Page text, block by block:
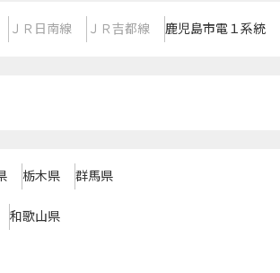
ＪＲ日南線 ＪＲ吉都線 鹿児島市電１系統
栃木県 群馬県
和歌山県